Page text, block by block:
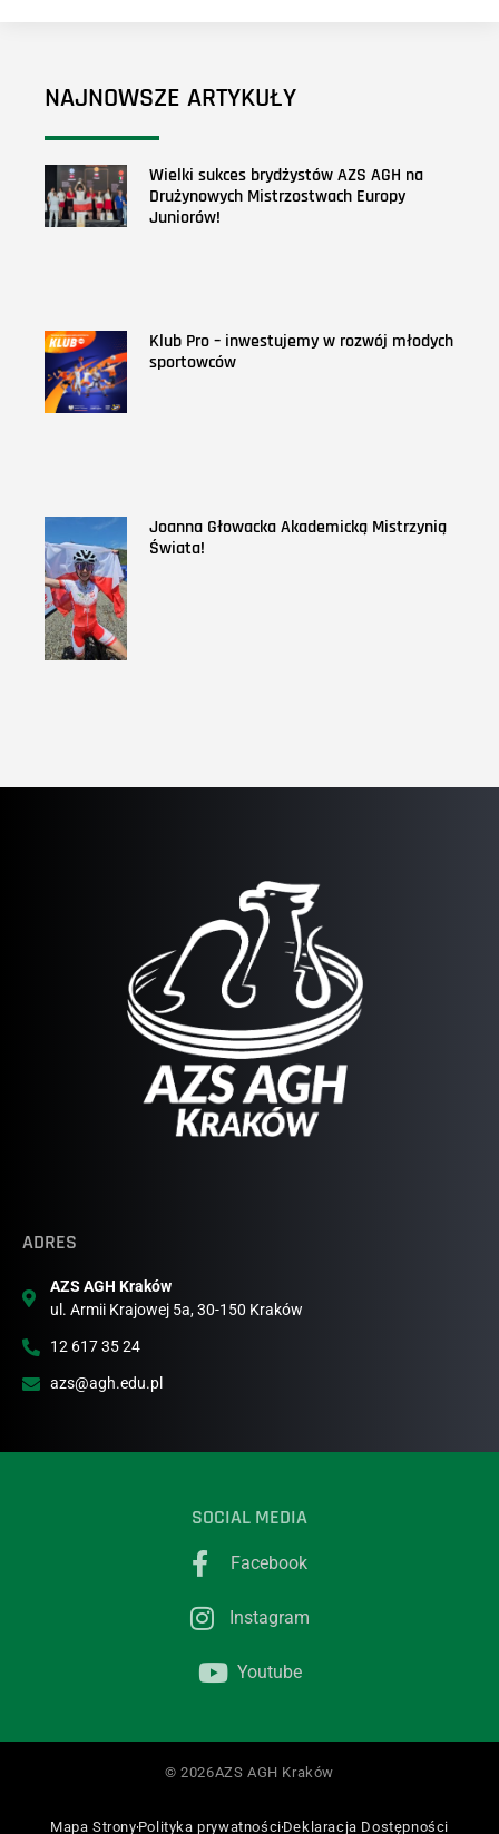
NAJNOWSZE ARTYKUŁY
Wielki sukces brydżystów AZS AGH na
Drużynowych Mistrzostwach Europy
Juniorów!
Klub Pro – inwestujemy w rozwój młodych
sportowców
Joanna Głowacka Akademicką Mistrzynią
Świata!
ADRES
AZS AGH Kraków
ul. Armii Krajowej 5a, 30-150 Kraków
12 617 35 24
azs@agh.edu.pl
SOCIAL MEDIA
Facebook
Instagram
Youtube
© 2026AZS AGH Kraków
Mapa StronyPolityka prywatnościDeklaracja Dostępności